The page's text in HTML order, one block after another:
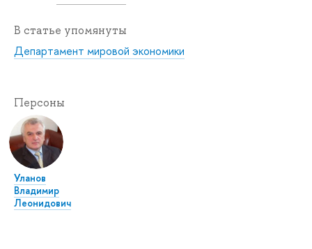
В статье упомянуты
Департамент мировой экономики
Персоны
Уланов
Владимир
Леонидович